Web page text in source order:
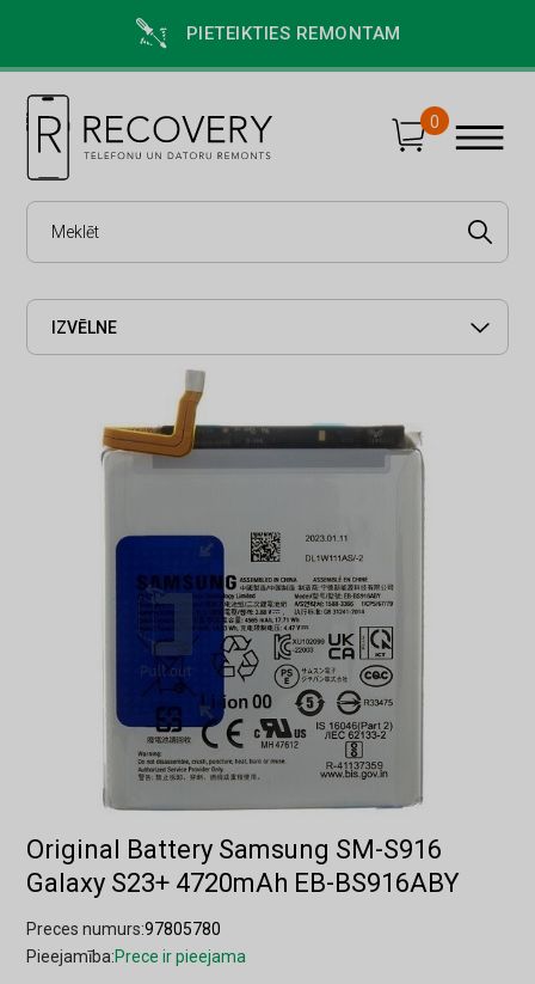
PIETEIKTIES REMONTAM
0
IZVĒLNE
Original Battery Samsung SM-S916
Galaxy S23+ 4720mAh EB-BS916ABY
Preces numurs:97805780
Pieejamība:Prece ir pieejama